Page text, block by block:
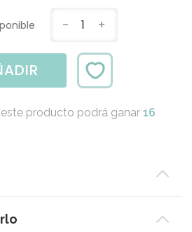
- 1 +
producto podrá ganar 16